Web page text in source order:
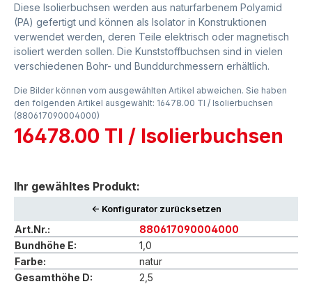
Diese Isolierbuchsen werden aus naturfarbenem Polyamid
(PA) gefertigt und können als Isolator in Konstruktionen
verwendet werden, deren Teile elektrisch oder magnetisch
isoliert werden sollen. Die Kunststoffbuchsen sind in vielen
verschiedenen Bohr- und Bunddurchmessern erhältlich.
Die Bilder können vom ausgewählten Artikel abweichen. Sie haben
den folgenden Artikel ausgewählt: 16478.00 TI / Isolierbuchsen
(880617090004000)
16478.00 TI / Isolierbuchsen
Ihr gewähltes Produkt:
<- Konfigurator zurücksetzen
Art.Nr.:
880617090004000
Bundhöhe E:
1,0
Farbe:
natur
Gesamthöhe D:
2,5